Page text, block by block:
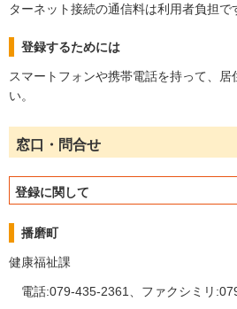
ターネット接続の通信料は利用者負担で
登録するためには
スマートフォンや携帯電話を持って、居
い。
窓口・問合せ
登録に関して
播磨町
健康福祉課
電話:079-435-2361、ファクシミリ